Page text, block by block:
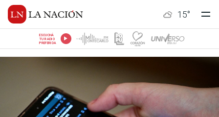
15°
ESCUCHÁ
TU RADIO
PREFERIDA